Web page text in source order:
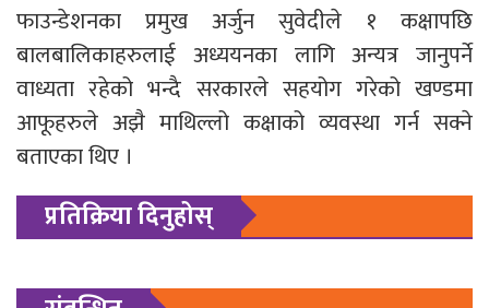
फाउन्डेशनका प्रमुख अर्जुन सुवेदीले १ कक्षापछि
बालबालिकाहरुलाई अध्ययनका लागि अन्यत्र जानुपर्ने
वाध्यता रहेको भन्दै सरकारले सहयोग गरेको खण्डमा
आफूहरुले अझै माथिल्लो कक्षाको व्यवस्था गर्न सक्ने
बताएका थिए ।
प्रतिक्रिया दिनुहोस्